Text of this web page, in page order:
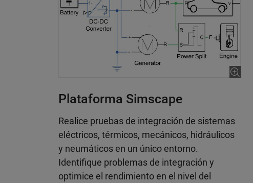
Plataforma Simscape
Realice pruebas de integración de sistemas
eléctricos, térmicos, mecánicos, hidráulicos
y neumáticos en un único entorno.
Identifique problemas de integración y
optimice el rendimiento en el nivel del